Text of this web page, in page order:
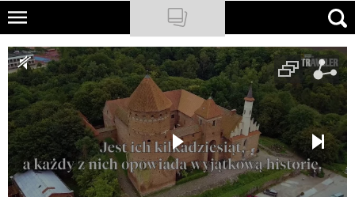
Skip
main
content
NATIONAL GEOGRAPHIC
TRAVELER
PODCASTY
Sklep
Newsletter